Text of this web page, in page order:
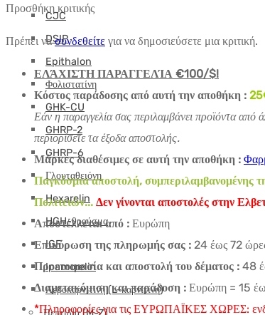
CJC
DSIP
Epithalon
Φολιστατίνη
GHK-CU
GHRP-2
GHRP-6
Γλουταθειόνη
Hexarelin
HGH-θραύσμα
IGF
Ipamorelin
Λεβοκαρνιτίνη (L-καρνιτίνη)
Προσθήκη κριτικής
Πρέπει νασυνδεθείτε για να δημοσιεύσετε μια κριτική.
ΕΛΆΧΙΣΤΗ ΠΑΡΑΓΓΕΛΊΑ €100/$!
Κόστος παράδοσης από αυτή την αποθήκη :
Εάν η παραγγελία σας περιλαμβάνει προϊόντα
περιορίσετε τα έξοδα αποστολής.
Μάρκες διαθέσιμες σε αυτή την αποθήκη :
Παγκόσμια αποστολή, συμπεριλαμβανομένης
Πολιτειών... Δεν γίνονται αποστολές στην
Αποστέλλεται από : Ευρώπη
Επικύρωση της πληρωμής σας : 24 έως 72
Προετοιμασία και αποστολή του δέματος : 48
Διαμετακόμιση και παράδοση : Ευρώπη = 15
*Πληροφορίες για τις ΕΥΡΩΠΑΪΚΕΣ ΧΩΡΕΣ: